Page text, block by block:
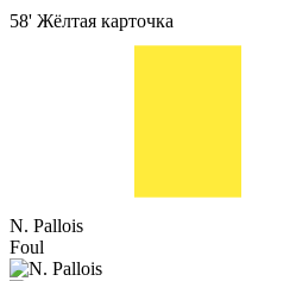
58' Жёлтая карточка
N. Pallois
Foul